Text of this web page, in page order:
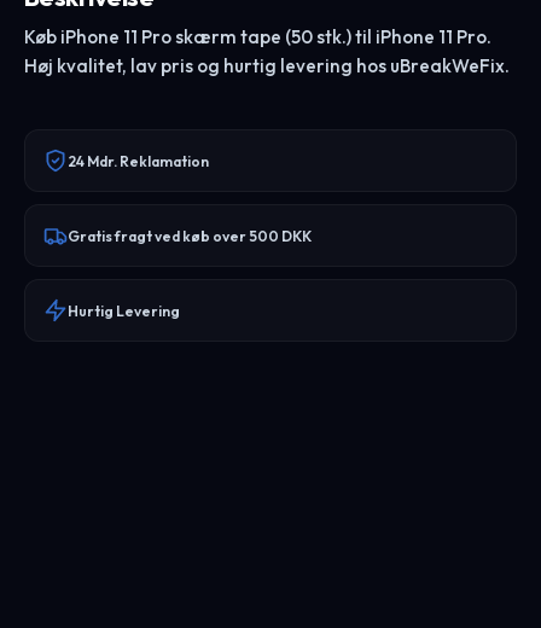
Køb iPhone 11 Pro skærm tape (50 stk.) til iPhone 11 Pro.
Høj kvalitet, lav pris og hurtig levering hos uBreakWeFix.
24 Mdr. Reklamation
Gratis fragt ved køb over 500 DKK
Hurtig Levering